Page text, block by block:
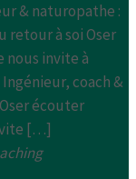
& naturopathe :
retour à soi Oser
nous invite à
coach &
écouter
[…]